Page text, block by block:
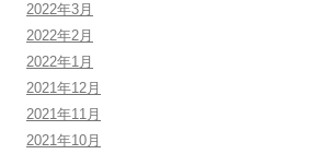
2022年3月
2022年2月
2022年1月
2021年12月
2021年11月
2021年10月